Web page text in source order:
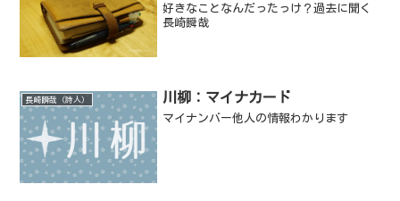
好きなことなんだったっけ？過去に聞く
長崎瞬哉
長崎瞬哉（詩人） 川柳：マイナカード
マイナンバー他人の情報わかります